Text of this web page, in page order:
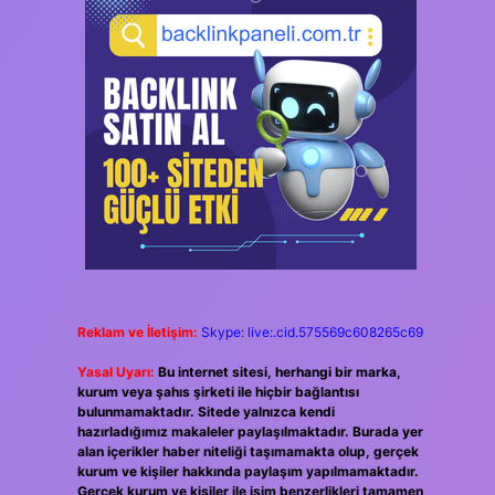
Reklam ve İletişim: Skype: live:.cid.575569c608265c69
Yasal Uyarı: Bu internet sitesi, herhangi bir marka,
kurum veya şahıs şirketi ile hiçbir bağlantısı
bulunmamaktadır. Sitede yalnızca kendi
hazırladığımız makaleler paylaşılmaktadır. Burada yer
alan içerikler haber niteliği taşımamakta olup, gerçek
kurum ve kişiler hakkında paylaşım yapılmamaktadır.
Gerçek kurum ve kişiler ile isim benzerlikleri tamamen